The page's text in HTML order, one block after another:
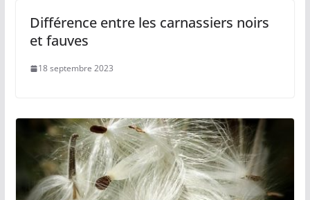
Différence entre les carnassiers noirs
et fauves
18 septembre 2023